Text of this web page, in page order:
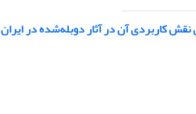
نقش کاربردی آن در آثار دوبله‌شده در ایران